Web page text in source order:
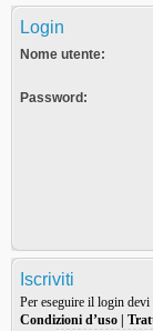
Login
Nome utente:
Password:
Iscriviti
Per eseguire il login devi
Condizioni d’uso